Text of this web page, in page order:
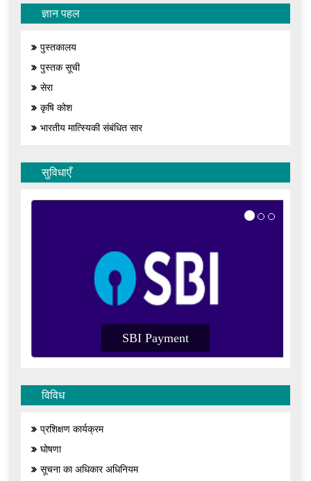
ज्ञान पहल
पुस्तकालय
पुस्तक सूची
सेरा
कृषि कोश
भारतीय मात्स्यिकी संबंधित सार
सुविधाएँ
SBI Payment
विविध
प्रशिक्षण कार्यक्रम
घोषणा
सूचना का अधिकार अधिनियम